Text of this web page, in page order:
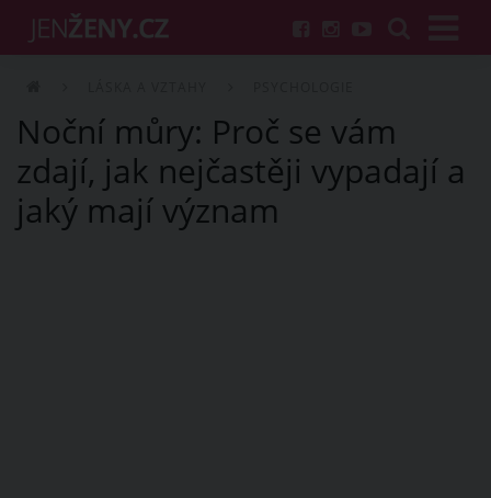
Noční můry: Proč se vám
zdají, jak nejčastěji vypadají a
jaký mají význam